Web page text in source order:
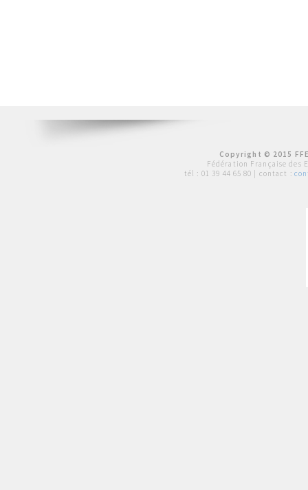
Copyright © 2015
Fédération Française des
tél : 01 39 44 65 80 | contact :